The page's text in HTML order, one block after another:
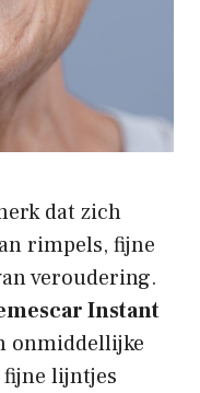
dat zich
rimpels, fijne
veroudering.
Instant
onmiddellijke
lijntjes